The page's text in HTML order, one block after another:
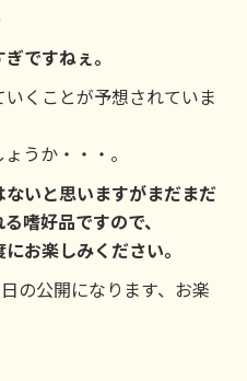
ですねぇ。
くことが予想されていま
うか・・・。
いと思いますがまだまだ
嗜好品ですので、
お楽しみください。
の公開になります、お楽